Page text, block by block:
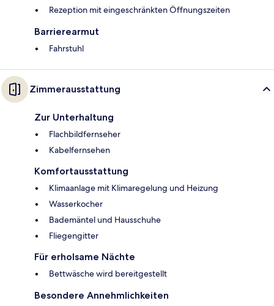
Rezeption mit eingeschränkten Öffnungszeiten
Barrierearmut
Fahrstuhl
Zimmerausstattung
Zur Unterhaltung
Flachbildfernseher
Kabelfernsehen
Komfortausstattung
Klimaanlage mit Klimaregelung und Heizung
Wasserkocher
Bademäntel und Hausschuhe
Fliegengitter
Für erholsame Nächte
Bettwäsche wird bereitgestellt
Besondere Annehmlichkeiten